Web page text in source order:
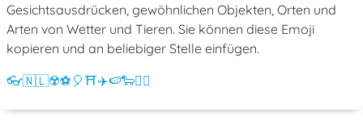
Gesichtsausdrücken, gewöhnlichen Objekten, Orten und
Arten von Wetter und Tieren. Sie können diese Emoji
kopieren und an beliebiger Stelle einfügen.
👓🇳🇱☢️⚽ 🎈⛩️✈️🍉🐑💁‍♀️